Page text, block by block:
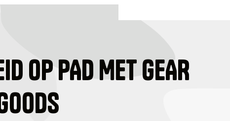
OP PAD MET GEAR